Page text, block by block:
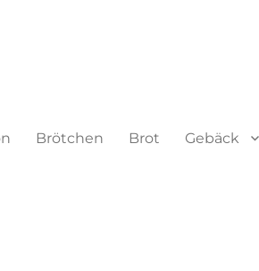
Brötchen Brot Gebäck